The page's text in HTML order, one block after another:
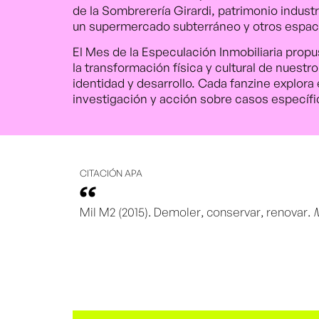
de la Sombrerería Girardi, patrimonio
un supermercado subterráneo y otros
El Mes de la Especulación Inmobiliaria
la transformación física y cultural de
identidad y desarrollo. Cada fanzine
investigación y acción sobre casos
CITACIÓN APA
Mil M2 (2015). Demoler, conservar, renovar.